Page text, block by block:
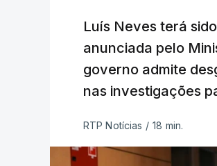
Luís Neves terá
anunciada pelo
governo admite
nas investigações
RTP Notícias / 18 min.